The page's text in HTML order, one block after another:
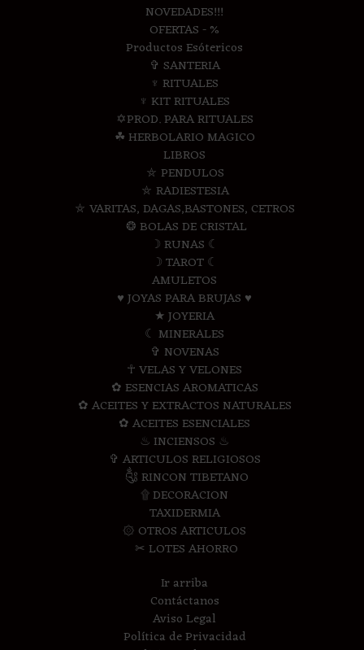
NOVEDADES!!!
OFERTAS - %
Productos Esótericos
✞ SANTERIA
♆ RITUALES
♆ KIT RITUALES
✡PROD. PARA RITUALES
☘ HERBOLARIO MAGICO
LIBROS
⛤ PENDULOS
⛤ RADIESTESIA
⛤ VARITAS, DAGAS,BASTONES, CETROS
❂ BOLAS DE CRISTAL
☽ RUNAS ☾
☽ TAROT ☾
AMULETOS
♥ JOYAS PARA BRUJAS ♥
★ JOYERIA
☾ MINERALES
✞ NOVENAS
☥ VELAS Y VELONES
✿ ESENCIAS AROMATICAS
✿ ACEITES Y EXTRACTOS NATURALES
✿ ACEITES ESENCIALES
♨ INCIENSOS ♨
✞ ARTICULOS RELIGIOSOS
༃ RINCON TIBETANO
۩ DECORACION
TAXIDERMIA
۞ OTROS ARTICULOS
✂ LOTES AHORRO
Ir arriba
Contáctanos
Aviso Legal
Política de Privacidad